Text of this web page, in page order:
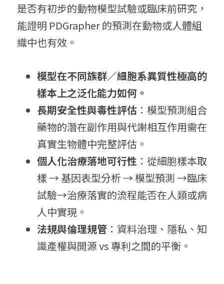
是否有初步的動物模型試驗或臨床前研究，
能證明 PDGrapher 的預測在動物或人體組
織中也有效。
模型在不同族群／細胞系異質性極高的
樣本上之泛化能力如何。
長期安全性與毒性評估 ：模型預測組合
藥物的潛在副作用與代謝相互作用需在
真實生物體中完整評估。
個人化治療落地可行性 ：從細胞樣本取
樣 → 基因表型分析 → 模型預測 →臨床
試驗→治療落實的流程能否在人類或病
人中實現。
法規與倫理規管 ：資料治理、隱私、知
識產權與開源 vs 專利之間的平衡。